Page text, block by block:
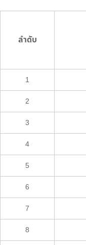
ลำดับ
1
2
3
4
5
6
7
8